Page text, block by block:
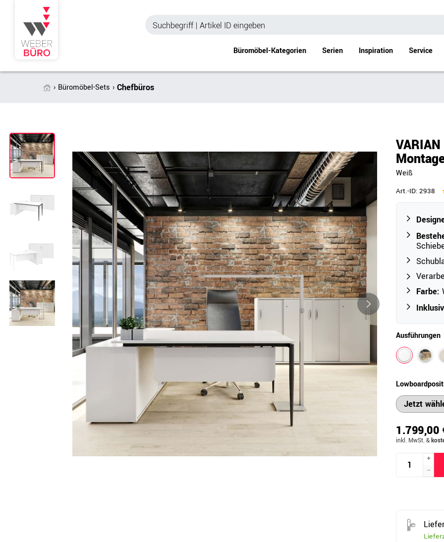
Büromöbel-Kategorien
Raum in Raum-Systeme
Tischtrennwände
Akustik Deckensegel &
Wandpaneele
Regalschränke
Büro Schrankwände
Spinde
Garderoben
Zubehör
Stehtische
Besprechungstische
Tischgestelle
Schreibtischplatten
Anbautische & Zubehör
Bürocontainer
Standcontainer
Rollcontainer
Büromöbel-Sets
Einzelarbeitsplätze
Chefbüros
Gruppenarbeitsplätze
Outdoor
Ampelschirme
Schirmständer
Abdeckhauben & Zubehör
Serien Inspiration Service
Büromöbel-Sets Chefbüros
Weiß
Art.-ID: 2938
Farbe:
Ausführungen
1.799,00
inkl. MwSt. &